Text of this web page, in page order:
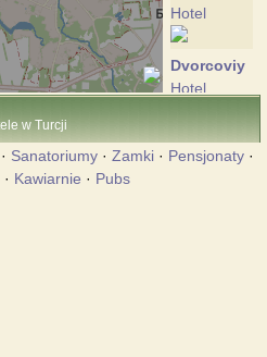
Hotel
Dvorcoviy
Hotel
Johnny
Walker
w Turcji
· Sanatoriumy · Zamki · Pensjonaty ·
· Kawiarnie · Pubs